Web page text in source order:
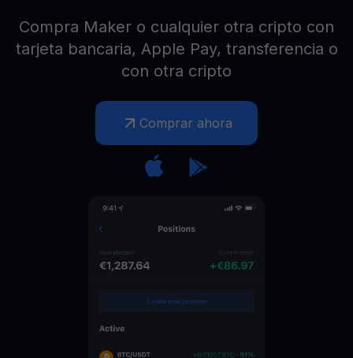
Compra Maker o cualquier otra cripto con
tarjeta bancaria, Apple Pay, transferencia o
con otra cripto
Comprar ahora